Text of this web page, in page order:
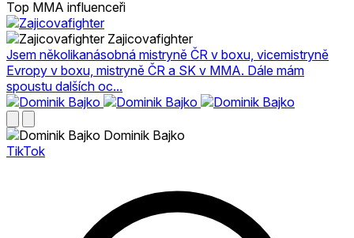
Top MMA influenceři
Zajicovafighter
Jsem několikanásobná mistryně ČR v boxu, vicemistryně
Evropy v boxu, mistryně ČR a SK v MMA. Dále mám
spoustu dalších oc...
Dominik Bajko
TikTok